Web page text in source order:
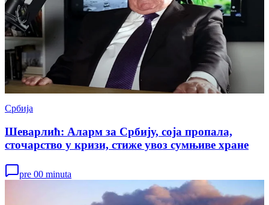
Србија
Шеварлић: Аларм за Србију, соја пропала,
сточарство у кризи, стиже увоз сумњиве хране
pre 00 minuta